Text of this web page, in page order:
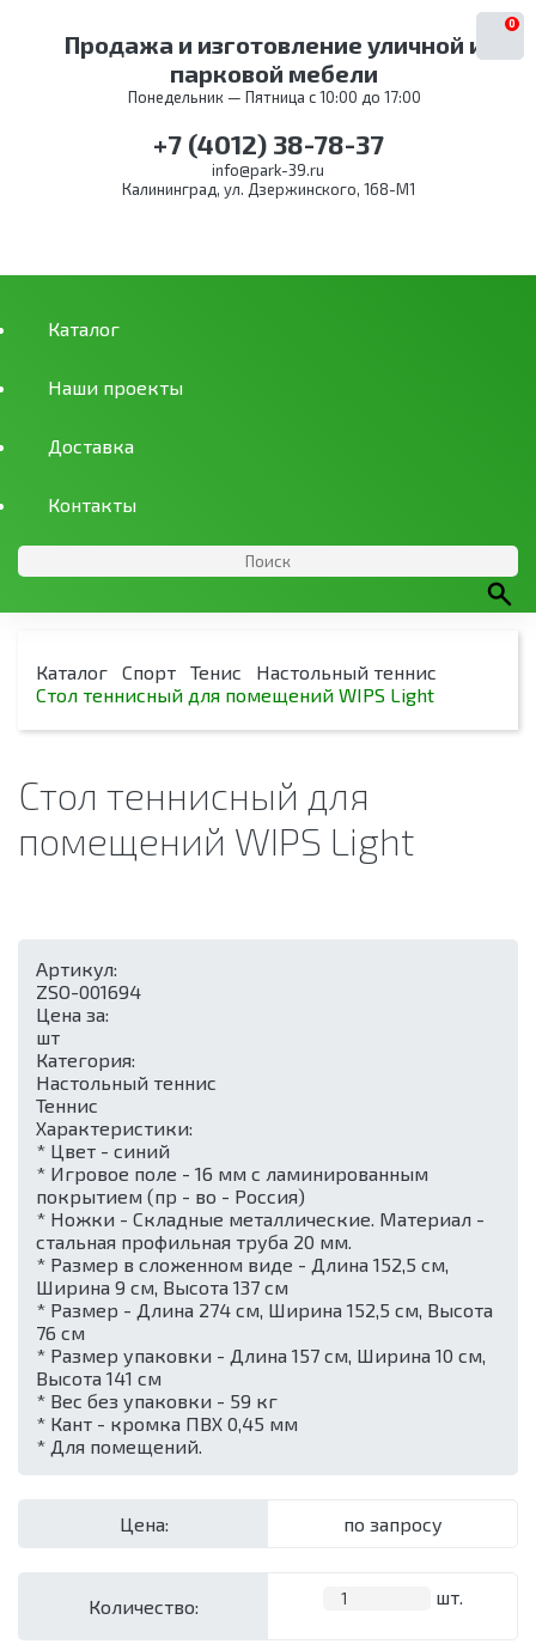
Продажа и изготовление уличной и
парковой мебели
Понедельник — Пятница с 10:00 до 17:00
0
+7 (4012) 38-78-37
info@park-39.ru
Калининград, ул. Дзержинского, 168-М1
Каталог
Наши проекты
Доставка
Контакты
Каталог Спорт Тенис
Настольный теннис
Стол теннисный для помещений WIPS Light
Стол теннисный для
помещений WIPS Light
Артикул:
ZSO-001694
Цена за:
шт
Категория:
Настольный теннис
Теннис
Характеристики:
* Цвет - синий
* Игровое поле - 16 мм с ламинированным
покрытием (пр - во - Россия)
* Ножки - Складные металлические. Материал -
стальная профильная труба 20 мм.
* Размер в сложенном виде - Длина 152,5 см,
Ширина 9 см, Высота 137 см
* Размер - Длина 274 см, Ширина 152,5 см, Высота
76 см
* Размер упаковки - Длина 157 см, Ширина 10 см,
Высота 141 см
* Вес без упаковки - 59 кг
* Кант - кромка ПВХ 0,45 мм
* Для помещений.
Цена: по запросу
Количество: шт.